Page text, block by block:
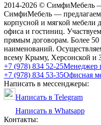
2014-2026 © СимфиМебель
СимфиМебель —
корпусной и мягкой мебели
офиса и гостиниц.
прямым договорам. Более
наименований.
всему Крыму, Херсонской и
+7 (978) 834 52-25Менеджер
+7 (978) 834 53-35Офисная
Написать в мессенджеры:
Написать в Telegram
Написать в Whatsapp
Контакты: